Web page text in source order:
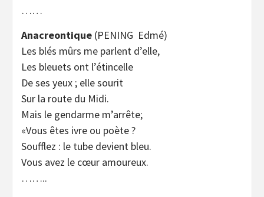
……
Anacreontique (PENING Edmé)
Les blés mûrs me parlent d’elle,
Les bleuets ont l’étincelle
De ses yeux ; elle sourit
Sur la route du Midi.
Mais le gendarme m’arrête;
«Vous êtes ivre ou poète ?
Soufflez : le tube devient bleu.
Vous avez le cœur amoureux.
……..